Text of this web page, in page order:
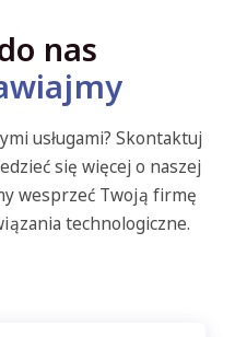
nas
usługami? Skontaktuj
się więcej o naszej
wesprzeć Twoją firmę
technologiczne.